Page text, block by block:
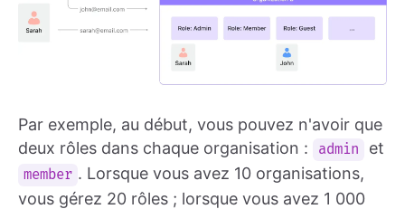
Par exemple, au début, vous pouvez n'avoir que
deux rôles dans chaque organisation :
admin et
member . Lorsque vous avez 10 organisations,
vous gérez 20 rôles ; lorsque vous avez 1 000